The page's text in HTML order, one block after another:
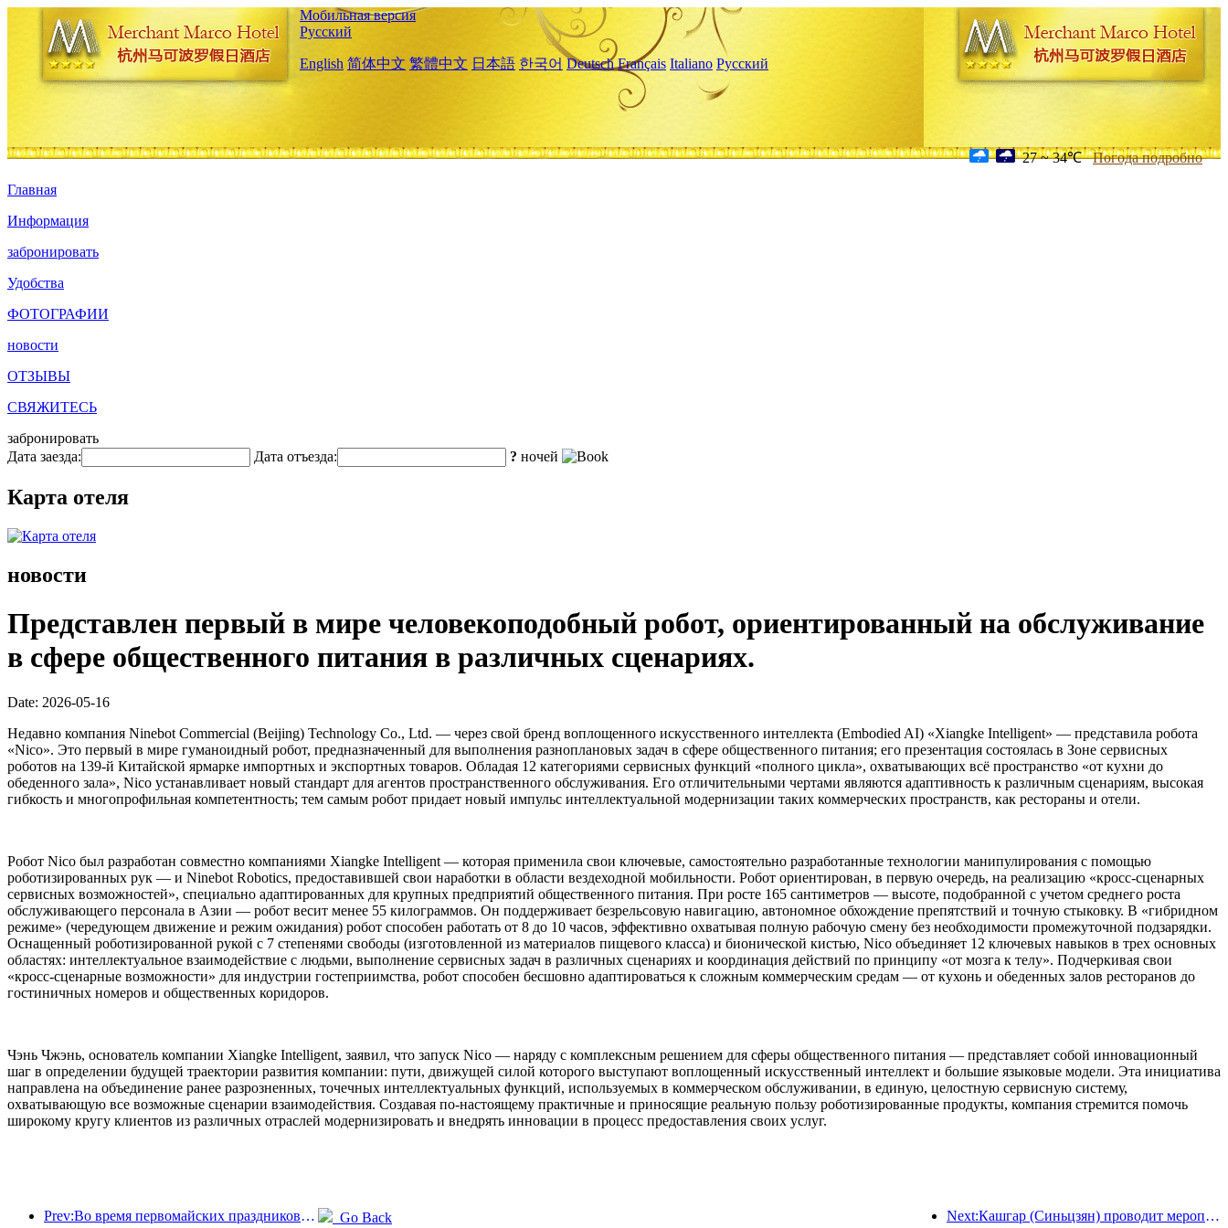
Мобильная версия
Русский
English 简体中文 繁體中文 日本語 한국어 Deutsch Français Italiano Русский
27 ~ 34℃ Погода подробно
Главная
Информация
забронировать
Удобства
ФОТОГРАФИИ
новости
ОТЗЫВЫ
СВЯЖИТЕСЬ
забронировать
Дата заезда:
Дата отъезда: ? ночей
Карта отеля
новости
Представлен первый в мире человекоподобный робот, ориентированный на обслуживание
в сфере общественного питания в различных сценариях.
Date: 2026-05-16
Недавно компания Ninebot Commercial (Beijing) Technology Co., Ltd. — через свой бренд воплощенного искусственного интеллекта (Embodied AI) «Xiangke Intelligent» — представила робота
«Nico». Это первый в мире гуманоидный робот, предназначенный для выполнения разноплановых задач в сфере общественного питания; его презентация состоялась в Зоне сервисных
роботов на 139-й Китайской ярмарке импортных и экспортных товаров. Обладая 12 категориями сервисных функций «полного цикла», охватывающих всё пространство «от кухни до
обеденного зала», Nico устанавливает новый стандарт для агентов пространственного обслуживания. Его отличительными чертами являются адаптивность к различным сценариям, высокая
гибкость и многопрофильная компетентность; тем самым робот придает новый импульс интеллектуальной модернизации таких коммерческих пространств, как рестораны и отели.
Робот Nico был разработан совместно компаниями Xiangke Intelligent — которая применила свои ключевые, самостоятельно разработанные технологии манипулирования с помощью
роботизированных рук — и Ninebot Robotics, предоставившей свои наработки в области вездеходной мобильности. Робот ориентирован, в первую очередь, на реализацию «кросс-сценарных
сервисных возможностей», специально адаптированных для крупных предприятий общественного питания. При росте 165 сантиметров — высоте, подобранной с учетом среднего роста
обслуживающего персонала в Азии — робот весит менее 55 килограммов. Он поддерживает безрельсовую навигацию, автономное обхождение препятствий и точную стыковку. В «гибридном
режиме» (чередующем движение и режим ожидания) робот способен работать от 8 до 10 часов, эффективно охватывая полную рабочую смену без необходимости промежуточной подзарядки.
Оснащенный роботизированной рукой с 7 степенями свободы (изготовленной из материалов пищевого класса) и бионической кистью, Nico объединяет 12 ключевых навыков в трех основных
областях: интеллектуальное взаимодействие с людьми, выполнение сервисных задач в различных сценариях и координация действий по принципу «от мозга к телу». Подчеркивая свои
«кросс-сценарные возможности» для индустрии гостеприимства, робот способен бесшовно адаптироваться к сложным коммерческим средам — от кухонь и обеденных залов ресторанов до
гостиничных номеров и общественных коридоров.
Чэнь Чжэнь, основатель компании Xiangke Intelligent, заявил, что запуск Nico — наряду с комплексным решением для сферы общественного питания — представляет собой инновационный
шаг в определении будущей траектории развития компании: пути, движущей силой которого выступают воплощенный искусственный интеллект и большие языковые модели. Эта инициатива
направлена на объединение ранее разрозненных, точечных интеллектуальных функций, используемых в коммерческом обслуживании, в единую, целостную сервисную систему,
охватывающую все возможные сценарии взаимодействия. Создавая по-настоящему практичные и приносящие реальную пользу роботизированные продукты, компания стремится помочь
широкому кругу клиентов из различных отраслей модернизировать и внедрять инновации в процесс предоставления своих услуг.
Prev:Во время первомайских праздников по железной дороге в дельте реки Янцзы было перевезено более 21,38 миллиона пассажиров. Next:Кашгар (Синьцзян) проводит мероприятие по продвижению туризма с целью содействия межэтническому обмену.
Go Back